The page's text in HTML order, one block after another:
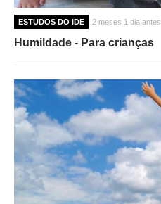
ESTUDOS DO IDE 2 meses 1 dia antes
Humildade - Para crianças